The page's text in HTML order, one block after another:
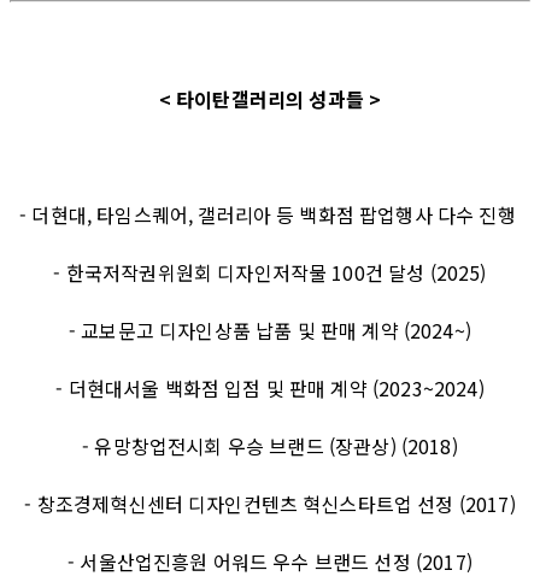
< 타이탄갤러리의 성과들 >
- 더현대, 타임스퀘어, 갤러리아 등 백화점 팝업행사 다수 진행
- 한국저작권위원회 디자인저작물 100건 달성 (2025)
- 교보문고 디자인상품 납품 및 판매 계약 (2024~)
- 더현대서울 백화점 입점 및 판매 계약 (2023~2024)
- 유망창업전시회 우승 브랜드 (장관상) (2018)
- 창조경제혁신센터 디자인컨텐츠 혁신스타트업 선정 (2017)
- 서울산업진흥원 어워드 우수 브랜드 선정 (2017)